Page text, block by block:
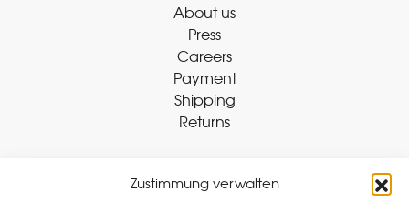
Zustimmung verwalten
About us
Press
Careers
Payment
Shipping
Returns
Withdraw Contract